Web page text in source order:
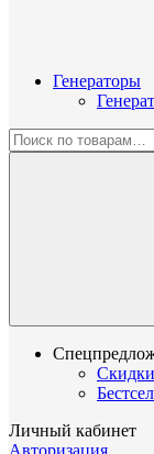
Генераторы
Скидки
Личный кабинет
Авторизация